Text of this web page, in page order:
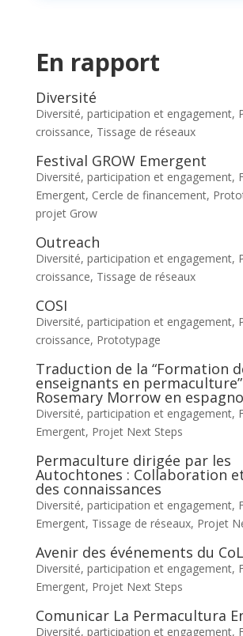
En rapport
Diversité
Diversité, participation et engagement,
croissance, Tissage de réseaux
Festival GROW Emergent
Diversité, participation et engagement,
Emergent, Cercle de financement,
projet Grow
Outreach
Diversité, participation et engagement,
croissance, Tissage de réseaux
COSI
Diversité, participation et engagement,
croissance, Prototypage
Traduction de la “Formation
enseignants en
Rosemary Morrow en
Diversité, participation et engagement,
Emergent, Projet Next Steps
Permaculture dirigée par les
Autochtones : Collaboration
des connaissances
Diversité, participation et engagement,
Emergent, Tissage de réseaux, Projet
Avenir des événements du
Diversité, participation et engagement,
Emergent, Projet Next Steps
Comunicar La Permacultura
Diversité, participation et engagement,